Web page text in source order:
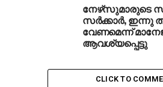
ഡ്രൈവിങ് ലൈസന്‍സും
ബന്ധിപ്പിക്കുന്നതായി
റോഹിന്‍ഗ്യന്‍
ഭക്ഷണമൊരുക്കി സിഖ് സംഘം
നേഴ്‌സുമാരുടെ സമരം;
സര്‍ക്കാര്‍, ഇന്നു തന്നെ തീരുമാനം
വേണമെന്ന് മാനേജുമെന്റുകളോട്
CLICK TO